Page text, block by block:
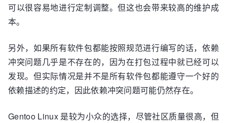
可以很容易地进行定制调整。但这也会带来较高的维护成
本。
另外，如果所有软件包都能按照规范进行编写的话，依赖
冲突问题几乎是不存在的，因为在打包过程中就已经可以
发现。但实际情况是并不是所有软件包都能遵守一个好的
依赖描述的约定，因此依赖冲突问题可能仍然存在。
Gentoo Linux 是较为小众的选择，尽管社区质量很高，但